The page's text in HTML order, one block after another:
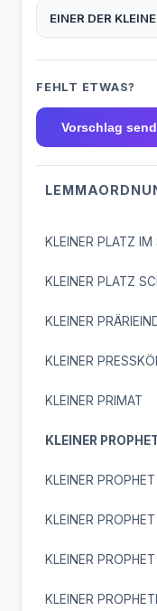
EINER DER
FEHLT ETWAS?
Vorschlag
KLEINER PLATZ IM
KLEINER PLATZ
KLEINER
KLEINER
KLEINER PRIMAT
KLEINER
KLEINER
KLEINER
KLEINER
KLEINER